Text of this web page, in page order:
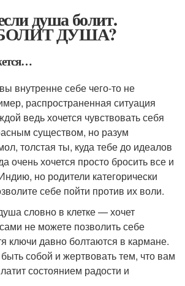
душа болит.
ДУША?
внутренне себе чего-то не
распространенная ситуация
ведь хочется чувствовать себя
существом, но разум
толстая ты, куда тебе до идеалов
очень хочется просто бросить все и
но родители категорически
себе пойти против их воли.
словно в клетке — хочет
не можете позволить себе
ключи давно болтаются в кармане.
собой и жертвовать тем, что вам
состоянием радости и